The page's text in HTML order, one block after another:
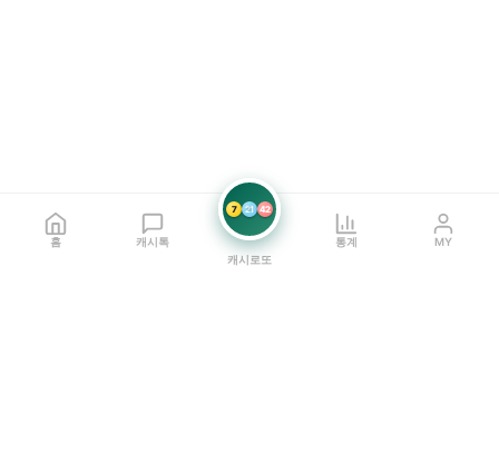
홈 캐시톡
7 21 42
캐시로또
통계 MY